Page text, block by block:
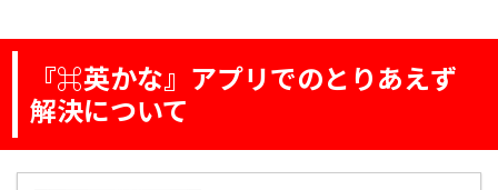
『⌘英かな』アプリでのとりあえず
解決について